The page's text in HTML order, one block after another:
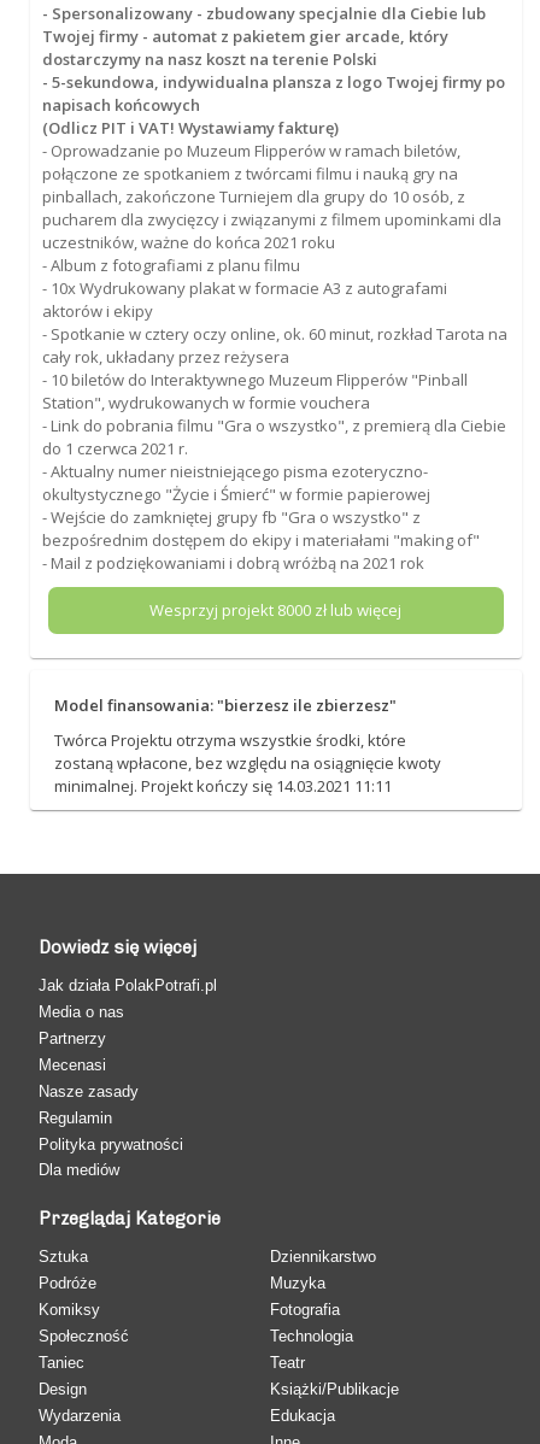
- Spersonalizowany - zbudowany specjalnie dla Ciebie lub
Twojej firmy - automat z pakietem gier arcade, który
dostarczymy na nasz koszt na terenie Polski
- 5-sekundowa, indywidualna plansza z logo Twojej firmy po
napisach końcowych
(Odlicz PIT i VAT! Wystawiamy fakturę)
- Oprowadzanie po Muzeum Flipperów w ramach biletów,
połączone ze spotkaniem z twórcami filmu i nauką gry na
pinballach, zakończone Turniejem dla grupy do 10 osób, z
pucharem dla zwycięzcy i związanymi z filmem upominkami dla
uczestników, ważne do końca 2021 roku
- Album z fotografiami z planu filmu
- 10x Wydrukowany plakat w formacie A3 z autografami
aktorów i ekipy
- Spotkanie w cztery oczy online, ok. 60 minut, rozkład Tarota na
cały rok, układany przez reżysera
- 10 biletów do Interaktywnego Muzeum Flipperów "Pinball
Station", wydrukowanych w formie vouchera
- Link do pobrania filmu "Gra o wszystko", z premierą dla Ciebie
do 1 czerwca 2021 r.
- Aktualny numer nieistniejącego pisma ezoteryczno-
okultystycznego "Życie i Śmierć" w formie papierowej
- Wejście do zamkniętej grupy fb "Gra o wszystko" z
bezpośrednim dostępem do ekipy i materiałami "making of"
- Mail z podziękowaniami i dobrą wróżbą na 2021 rok
Wesprzyj projekt 8000 zł lub więcej
Model finansowania: "bierzesz ile zbierzesz"
Twórca Projektu otrzyma wszystkie środki, które
zostaną wpłacone, bez względu na osiągnięcie kwoty
minimalnej. Projekt kończy się 14.03.2021 11:11
Dowiedz się więcej
Jak działa PolakPotrafi.pl
Media o nas
Partnerzy
Mecenasi
Nasze zasady
Regulamin
Polityka prywatności
Dla mediów
Przeglądaj Kategorie
Sztuka
Podróże
Komiksy
Społeczność
Taniec
Design
Wydarzenia
Dziennikarstwo
Muzyka
Fotografia
Technologia
Teatr
Książki/Publikacje
Edukacja